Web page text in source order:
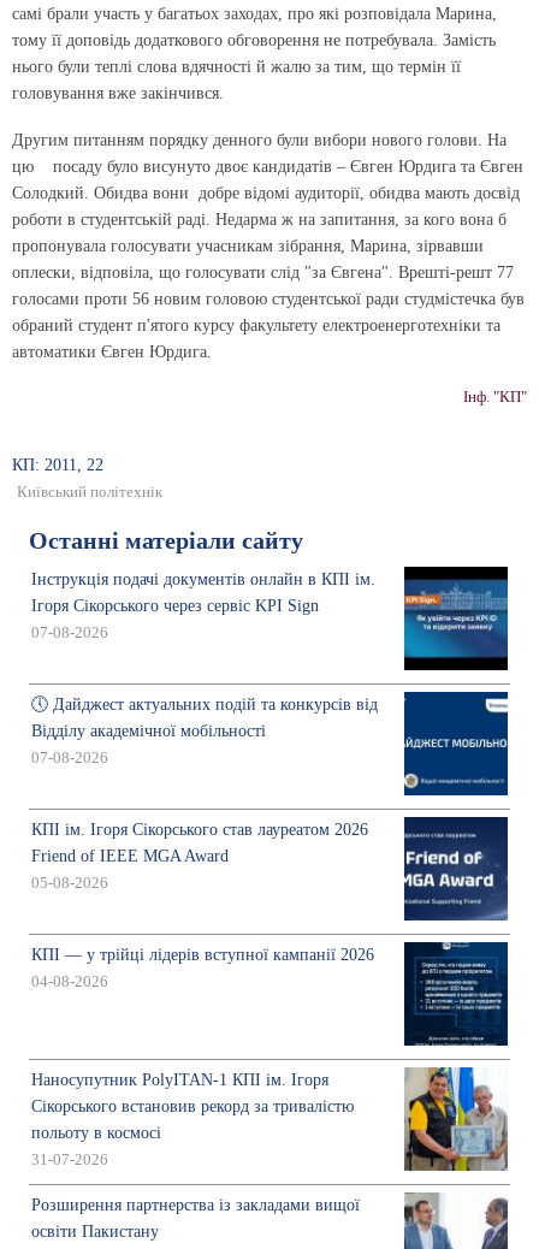
самі брали участь у багатьох заходах, про які розповідала Марина,
тому її доповідь додаткового обговорення не потребувала. Замість
нього були теплі слова вдячності й жалю за тим, що термін її
головування вже закінчився.
Другим питанням порядку денного були вибори нового голови. На
цю посаду було висунуто двоє кандидатів – Євген Юрдига та Євген
Солодкий. Обидва вони добре відомі аудиторії, обидва мають досвід
роботи в студентській раді. Недарма ж на запитання, за кого вона б
пропонувала голосувати учасникам зібрання, Марина, зірвавши
оплески, відповіла, що голосувати слід "за Євгена". Врешті-решт 77
голосами проти 56 новим головою студентської ради студмістечка був
обраний студент п'ятого курсу факультету електроенерготех­ніки та
автоматики Євген Юрдига.
Інф. "КП"
КП: 2011, 22
Київський політехнік
Останні матеріали сайту
Інструкція подачі документів онлайн в КПІ ім.
Ігоря Сікорського через сервіс KPI Sign
07-08-2026
🕔 Дайджест актуальних подій та конкурсів від
Відділу академічної мобільності
07-08-2026
КПІ ім. Ігоря Сікорського став лауреатом 2026
Friend of IEEE MGA Award
05-08-2026
КПІ — у трійці лідерів вступної кампанії 2026
04-08-2026
Наносупутник PolyITAN-1 КПІ ім. Ігоря
Сікорського встановив рекорд за тривалістю
польоту в космосі
31-07-2026
Розширення партнерства із закладами вищої
освіти Пакистану